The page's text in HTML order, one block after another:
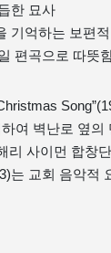
한 묘사
기억하는 보편
편곡으로 따뜻
여 벽난로 옆의
리 사이먼 합창단
는 교회 음악적